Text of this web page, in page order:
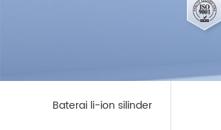
Baterai li-ion silinder